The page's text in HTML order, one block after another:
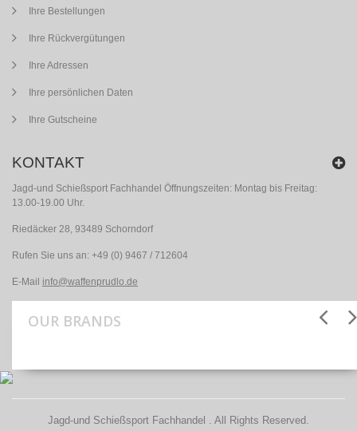
Ihre Bestellungen
Ihre Rückvergütungen
Ihre Adressen
Ihre persönlichen Daten
Ihre Gutscheine
KONTAKT
Jagd-und Schießsport Fachhandel Öffnungszeiten: Montag bis Freitag:
13.00-19.00 Uhr.
Riedäcker 28, 93489 Schorndorf
Rufen Sie uns an: +49 (0) 9467 / 712604
E-Mail info@waffenprudlo.de
OUR BRANDS
Jagd-und Schießsport Fachhandel . All Rights Reserved.